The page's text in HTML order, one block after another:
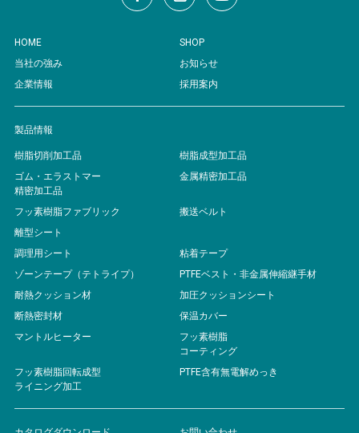
HOME
SHOP
当社の強み
お知らせ
企業情報
採用案内
製品情報
樹脂切削加工品
樹脂成型加工品
ゴム・エラストマー
精密加工品
金属精密加工品
フッ素樹脂ファブリック
搬送ベルト
離型シート
調理用シート
粘着テープ
ゾーンテープ（テトライプ）
PTFEベスト・非金属伸縮継手材
耐熱クッション材
加圧クッションシート
断熱密封材
保温カバー
マントルヒーター
フッ素樹脂
コーティング
フッ素樹脂回転成型
ライニング加工
PTFE含有無電解めっき